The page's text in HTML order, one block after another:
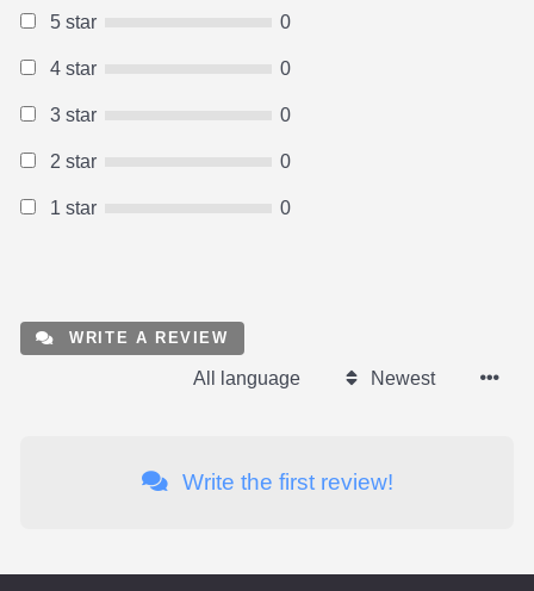
5 star 0
4 star 0
3 star 0
2 star 0
1 star 0
WRITE A REVIEW
All language Newest
Write the first review!